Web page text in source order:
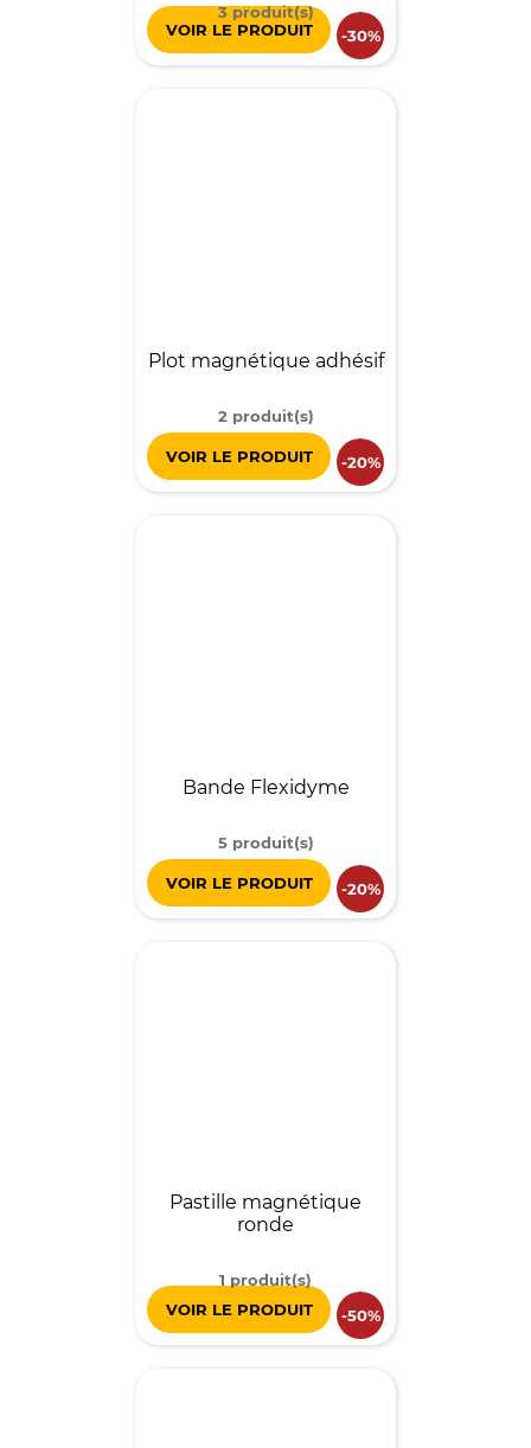
3 produit(s)
VOIR LE PRODUIT
-30%
Plot magnétique adhésif
2 produit(s)
VOIR LE PRODUIT -20%
Bande Flexidyme
5 produit(s)
VOIR LE PRODUIT -20%
Pastille magnétique
ronde
1 produit(s)
VOIR LE PRODUIT
-50%